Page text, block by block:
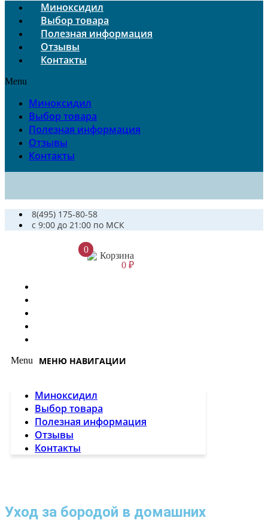
Миноксидил
Выбор товара
Полезная информация
Отзывы
Контакты
Menu
Миноксидил
Выбор товара
Полезная информация
Отзывы
Контакты
8(495) 175-80-58
c 9:00 до 21:00 по МСК
0
Корзина
0 ₽
Menu
Миноксидил
Выбор товара
Полезная информация
Отзывы
Контакты
Уход за бородой в домашних